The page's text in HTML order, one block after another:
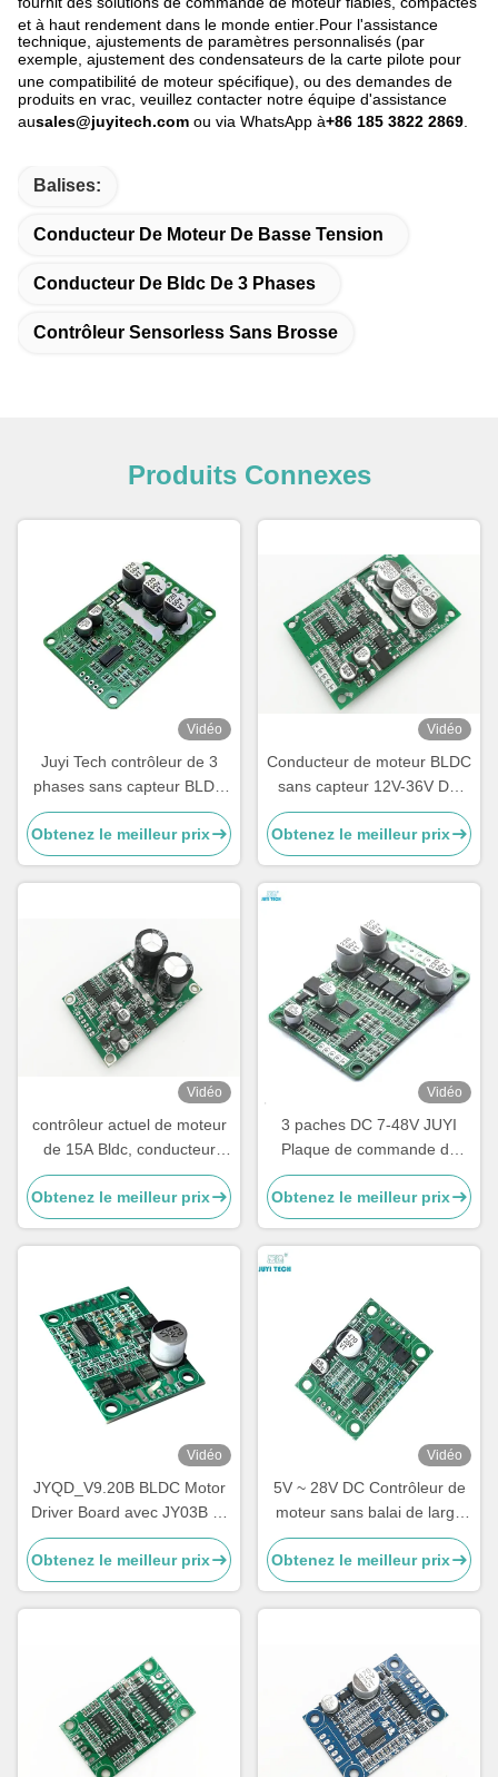
et à haut rendement dans le monde entier Pour l'assistance
technique, ajustements de paramètres personnalisés (par
exemple, ajustement des condensateurs de la carte pilote pour
une compatibilité de moteur spécifique) , ou des demandes de
produits en vrac, veuillez contacter notre équipe d'assistance
ausales@juyitech.com ou via WhatsApp à+86 185 3822 2869
Balises:
Conducteur De Moteur De Basse Tension
Conducteur De Bldc De 3 Phases
Contrôleur Sensorless Sans Brosse
Produits Connexes
Vidéo
Juyi Tech contrôleur de 3
phases sans capteur BLDC
Motor Driver Board 10V-36V
20A PWM et contrôle
analogique JYQD-V9.3E
Obtenez le meilleur prix
Vidéo
Conducteur de moteur BLDC
sans capteur 12V-36V DC
trois pahses -20—85℃
Protection O.V / L.V
Obtenez le meilleur prix
Vidéo
contrôleur actuel de moteur
de 15A Bldc, conducteur
triphasé de petite taille de
moteur
Obtenez le meilleur prix
Vidéo
3 paches DC 7-48V JUYI
Plaque de commande de
moteur sans balais 10A
régulateur de vitesse sans
capteur avec commande
PWM
Obtenez le meilleur prix
Vidéo
JYQD_V9.20B BLDC Motor
Driver Board avec JY03B IC
9-30V 6A Contrôleur CC
sans capteur sans pinceau
avec contrôle PWM et
analogique
Obtenez le meilleur prix
Vidéo
5V ~ 28V DC Contrôleur de
moteur sans balai de large
portée de tension 5A Plaque
de pilotage pour moteur
BLDC sans hall
Obtenez le meilleur prix